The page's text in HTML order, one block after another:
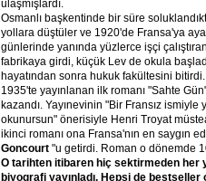
ulaşmışlardı.
Osmanlı başkentinde bir süre
yollara düştüler ve 1920'de Fransa'ya
günlerinde yanında yüzlerce işçi
fabrikaya girdi, küçük Lev de okula
hayatından sonra hukuk fakültesini bitirdi.
1935'te yayınlanan ilk romanı "Sahte
kazandı. Yayınevinin "Bir Fransız
okunursun" önerisiyle Henri Troyat
ikinci romanı ona Fransa'nın en saygın
Goncourt "u getirdi. Roman o dönemde
O tarihten itibaren hiç sektirmeden her
biyografi yayınladı. Hepsi de bestseller